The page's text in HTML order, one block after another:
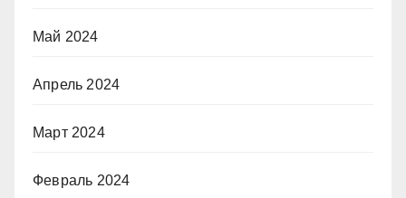
Май 2024
Апрель 2024
Март 2024
Февраль 2024